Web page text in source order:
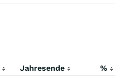
Jahresende
%